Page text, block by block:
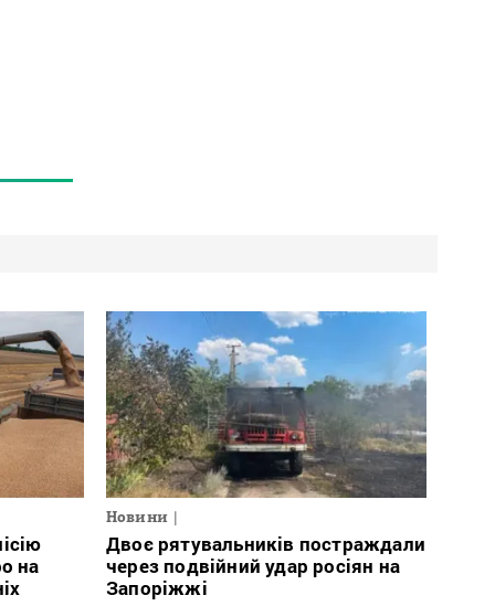
на
Новини
Двоє рятувальників постраждали
через подвійний удар росіян на
Запоріжжі